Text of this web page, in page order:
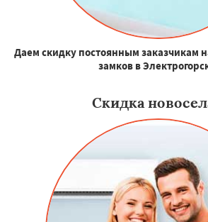
Даем скидку постоянным заказчикам
замков в
Скидка